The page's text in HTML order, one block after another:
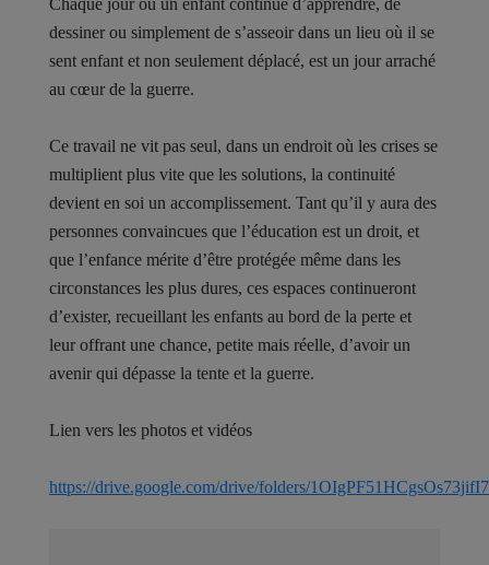
dessiner ou simplement de s’asseoir dans un lieu où il se
sent enfant et non seulement déplacé, est un jour arraché
au cœur de la guerre.
Ce travail ne vit pas seul, dans un endroit où les crises se
multiplient plus vite que les solutions, la continuité
devient en soi un accomplissement. Tant qu’il y aura des
personnes convaincues que l’éducation est un droit, et
que l’enfance mérite d’être protégée même dans les
circonstances les plus dures, ces espaces continueront
d’exister, recueillant les enfants au bord de la perte et
leur offrant une chance, petite mais réelle, d’avoir un
avenir qui dépasse la tente et la guerre.
Lien vers les photos et vidéos
https://drive.google.com/drive/folders/